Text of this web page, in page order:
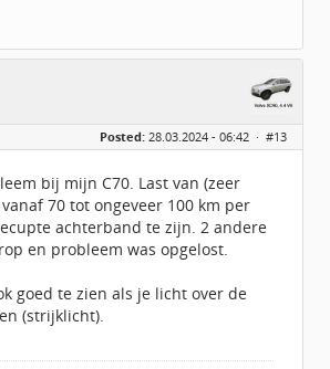
Posted: 28.03.2024 - 06:42 · #13
bij mijn C70. Last van (zeer
70 tot ongeveer 100 km per
achterband te zijn. 2 andere
en probleem was opgelost.
goed te zien als je licht over de
(strijklicht).